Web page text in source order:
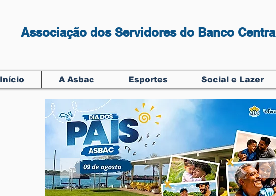
Associação dos Servidores do Banco Central
Início A Asbac Esportes Social e Lazer